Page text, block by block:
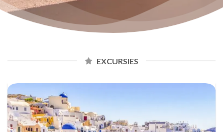
EXCURSIES